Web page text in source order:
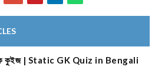
কুইজ | Static GK Quiz in Bengali